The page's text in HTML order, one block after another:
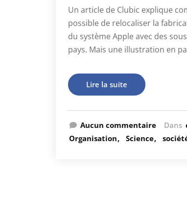
Un article de Clubic explique
possible de relocaliser la
du système Apple avec des
pays. Mais une illustration en
Lire la suite
Aucun commentaire Dans
Organisation
Science